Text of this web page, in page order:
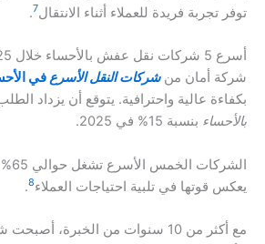
توفر تجربة فريدة للعملاء أثناء الانتقال7
.
أسرع 5 شركات نقل عفش بالأحساء خلال 2025 شركة أمان
شركة أمان منشركات النقل الأسرعفي
بكفاءة عالية واحترافية. يتوقع أن يزداد
بالأحساء بنسبة 15% في 2025.
يعكس قوتها في تلبية احتياجات العملاء8
.
مع أكثر من 10 سنوات من الخبرة،